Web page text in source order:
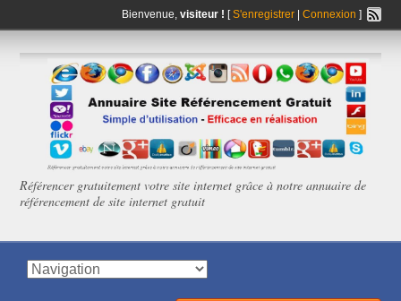
Bienvenue, visiteur ! [S'enregistrer| Connexion ]
Référencer gratuitement votre site internet grâce à notre annuaire de
référencement de site internet gratuit